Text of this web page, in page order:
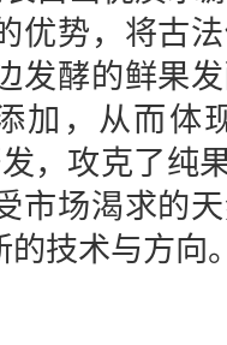
优势，将古
发酵的鲜果
加，从而体
，攻克了纯
市场渴求的
的技术与方向